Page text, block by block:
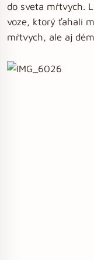
do sveta mŕtvych.
voze, ktorý ťahali
mŕtvych, ale aj